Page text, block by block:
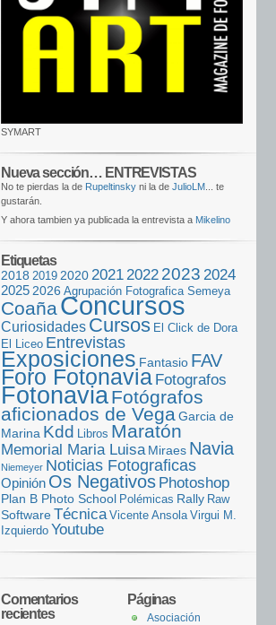
SYMART
Nueva sección… ENTREVISTAS
No te pierdas la de Rupeltinsky ni la de JulioLM ... te
gustarán.
Y ahora tambien ya publicada la entrevista a Mikelino
Etiquetas
2018 2019 2020 2021 2022 2023 2024
2025 2026 Agrupación Fotografica Semeya
CoañaConcursos
Curiosidades Cursos El Click de Dora
El Liceo Entrevistas
Exposiciones Fantasio FAV
Foro Fotonavia Fotografos
FotonaviaFotógrafos
aficionados de VegaGarcia de
Marina Kdd Libros Maratón
Memorial Maria Luisa Miraes Navia
Niemeyer Noticias Fotograficas
Opinión Os Negativos Photoshop
Plan B Photo School Polémicas Rally Raw
SoftwareTécnica Vicente Ansola Virgui M.
Izquierdo Youtube
Páginas
Asociación
Comentarios
recientes